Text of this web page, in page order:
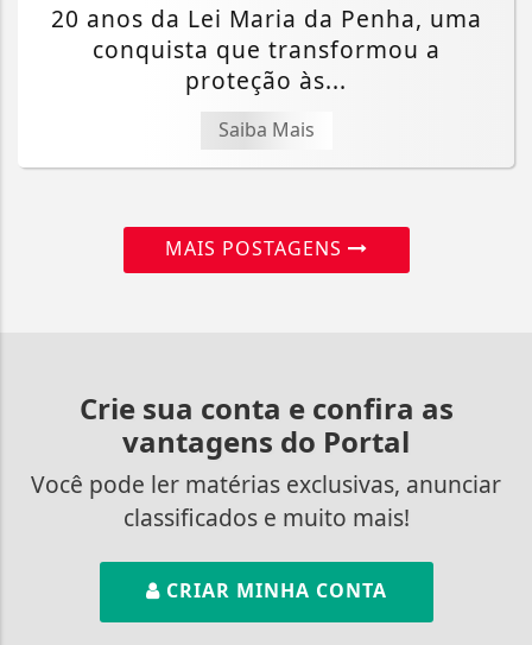
20 anos da Lei Maria da Penha, uma
conquista que transformou a
proteção às...
Saiba Mais
MAIS POSTAGENS
Crie sua conta e confira as
vantagens do Portal
Você pode ler matérias exclusivas, anunciar
classificados e muito mais!
CRIAR MINHA CONTA